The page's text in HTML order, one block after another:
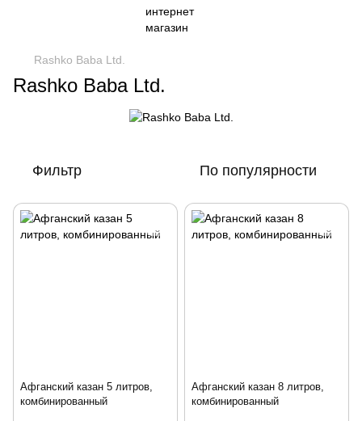
Rashko Baba Ltd.
Rashko Baba Ltd.
Фильтр По популярности
Афганский казан 5 литров,
комбинированный
Афганский казан 8 литров,
комбинированный